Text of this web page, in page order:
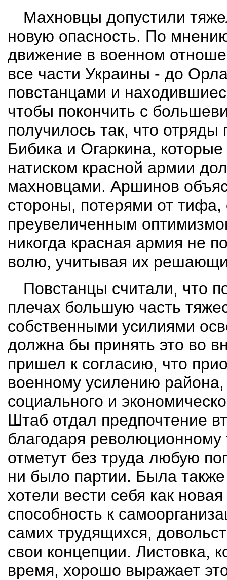
Махновцы допустили
новую опасность. По
движение в военном
все части Украины - до
повстанцами и
чтобы покончить с
получилось так, что отряды
Бибика и Огаркина,
натиском красной армии
махновцами. Аршинов
стороны, потерями от тифа,
преувеличенным
никогда красная армия не
волю, учитывая их
Повстанцы считали, что
плечах большую часть
собственными усилиями
должна бы принять это во
пришел к согласию, что
военному усилению
социального и
Штаб отдал предпочтение
благодаря
отметут без труда любую
ни было партии. Была
хотели вести себя как
способность к
самих трудящихся,
свои концепции. Листовка,
время, хорошо выражает